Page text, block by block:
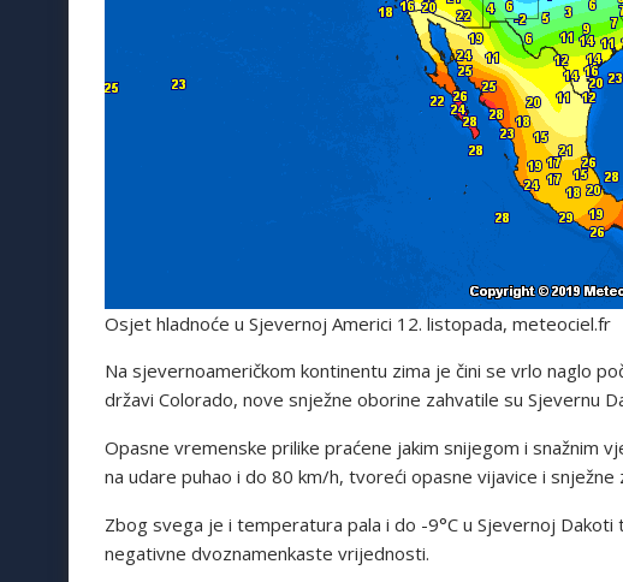
Osjet hladnoće u Sjevernoj Americi 12. listopada, meteociel.fr
Na sjevernoameričkom kontinentu zima je čini se vrlo naglo
državi Colorado, nove snježne oborine zahvatile su Sjevernu
Opasne vremenske prilike praćene jakim snijegom i snažnim
na udare puhao i do 80 km/h, tvoreći opasne vijavice i snježne
Zbog svega je i temperatura pala i do -9°C u Sjevernoj
negativne dvoznamenkaste vrijednosti.